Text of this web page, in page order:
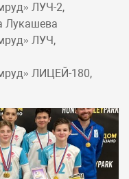
ЛУЧ-2,
Лукашева
ЛУЧ,
ЛИЦЕЙ-180,